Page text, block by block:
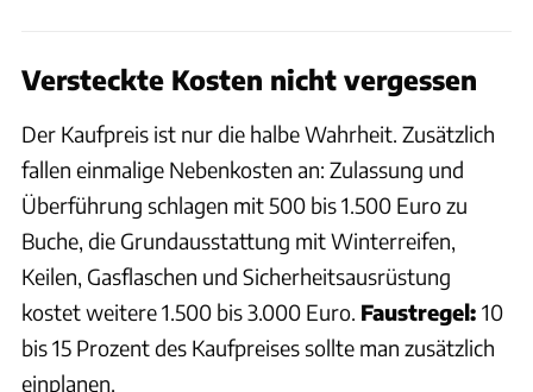
Versteckte Kosten nicht vergessen
Der Kaufpreis ist nur die halbe Wahrheit. Zusätzlich
fallen einmalige Nebenkosten an: Zulassung und
Überführung schlagen mit 500 bis 1.500 Euro zu
Buche, die Grundausstattung mit Winterreifen,
Keilen, Gasflaschen und Sicherheitsausrüstung
kostet weitere 1.500 bis 3.000 Euro. Faustregel: 10
bis 15 Prozent des Kaufpreises sollte man zusätzlich
einplanen.